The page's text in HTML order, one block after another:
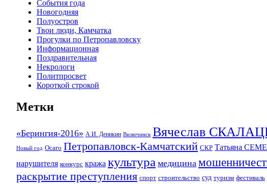
События года
Новогодняя
Полуостров
Твои люди, Камчатка
Прогулки по Петропавловску
Информационная
Поздравительная
Некрологи
Политпросвет
Короткой строкой
Метки
«Берингия-2016» А.И. Деникин Вилючинск Вячеслав
Новый год Осаго Петропавловск-Камчатский СКР Татьяна
нарушителя конкурс кража культура медицина
раскрытие преступления спорт строительство суд туризм фестиваль